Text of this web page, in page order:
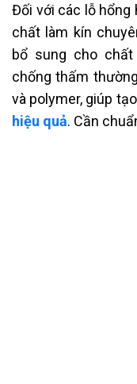
Đối với các lỗ hổng
chất làm kín
bổ sung cho
chống thấm
và polymer, giúp
hiệu quả. Cần